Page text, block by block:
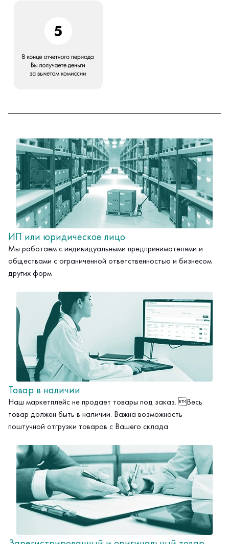
ИП или юридическое лицо
Мы работаем с индивидуальными предпринимателями и
обществами с ограниченной ответственностью и бизнесом
других форм
Товар в наличии
Наш маркетплейс не продает товары под заказ. Весь
товар должен быть в наличии. Важна возможность
поштучной отгрузки товаров с Вашего склада.